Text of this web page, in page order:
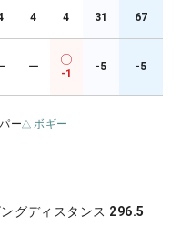
4 4 31 67
ー
-1
-5 -5
ー ボギー
ングディスタンス 296.5